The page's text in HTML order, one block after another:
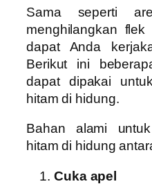
Sama seperti
menghilangkan
dapat Anda
Berikut ini
dapat dipakai
hitam di hidung.
Bahan alami
hitam di hidung
Cuka apel